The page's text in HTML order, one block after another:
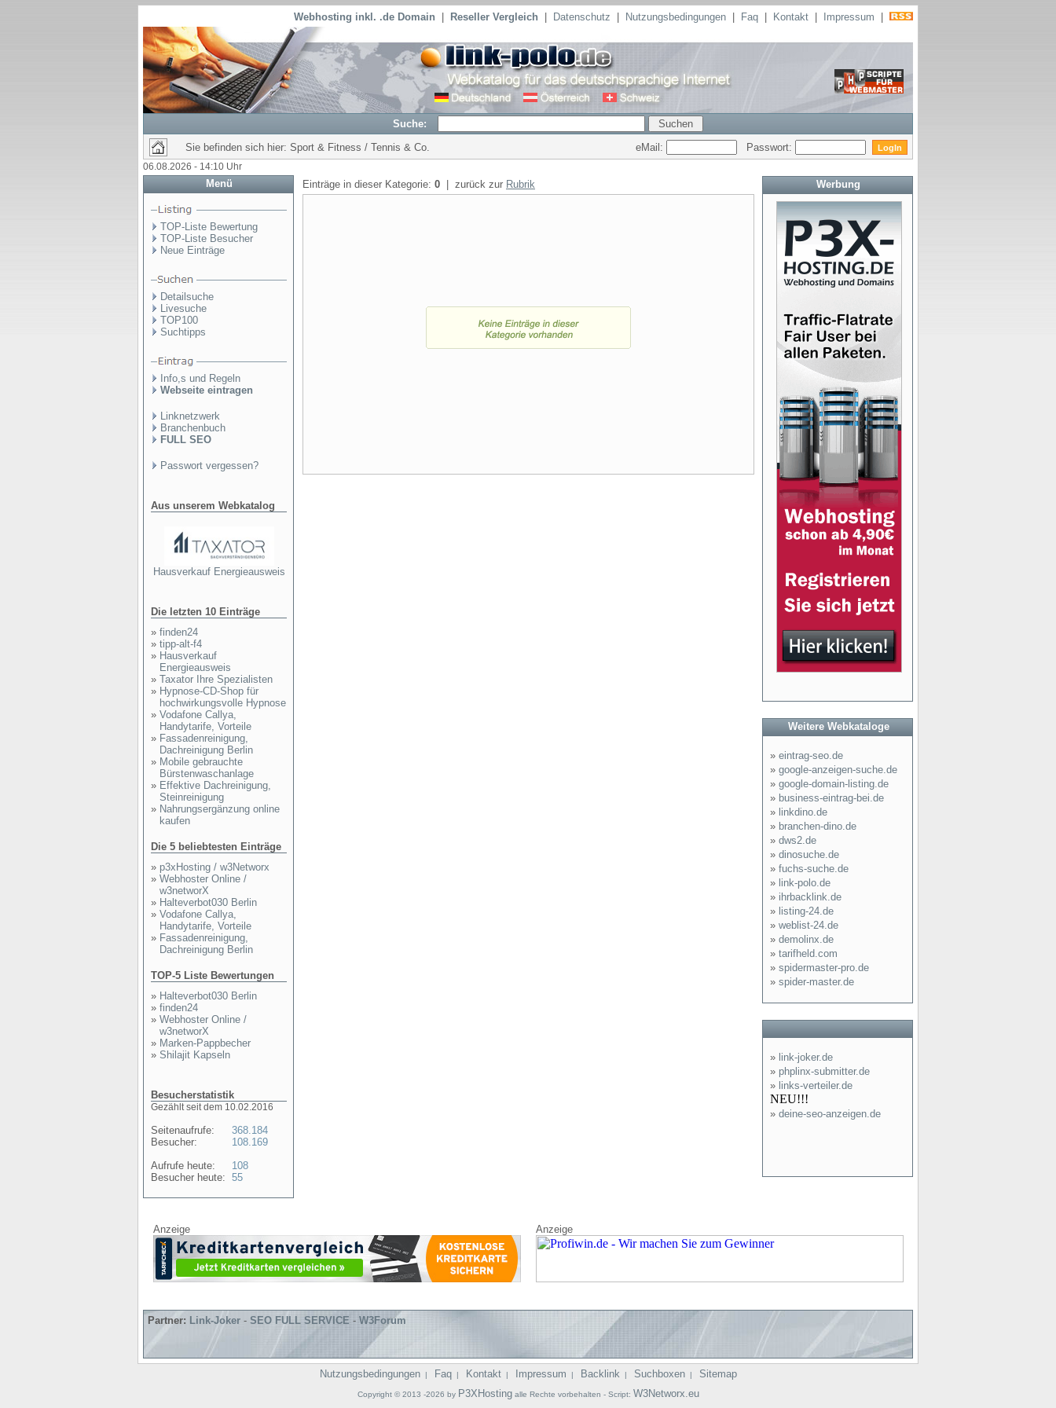
Webhosting inkl. .de Domain Reseller Vergleich Datenschutz Nutzungsbedingungen Faq Kontakt Impressum
Suche:
Sie befinden sich hier: Sport & Fitness / Tennis & Co.
eMail: Passwort:
06.08.2026 - 14:10 Uhr
Menü
TOP-Liste Bewertung
TOP-Liste Besucher
Neue Einträge
Detailsuche
Livesuche
TOP100
Suchtipps
Info,s und Regeln
Webseite eintragen
Linknetzwerk
Branchenbuch
FULL SEO
Passwort vergessen?
Aus unserem Webkatalog
Hausverkauf Energieausweis
Die letzten 10 Einträge
» finden24
» tipp-alt-f4
» Hausverkauf
Energieausweis
» Taxator Ihre Spezialisten
» Hypnose-CD-Shop für
hochwirkungsvolle Hypnose
» Vodafone Callya,
Handytarife, Vorteile
» Fassadenreinigung,
Dachreinigung Berlin
» Mobile gebrauchte
Bürstenwaschanlage
» Effektive Dachreinigung,
Steinreinigung
» Nahrungsergänzung online
kaufen
Die 5 beliebtesten Einträge
» p3xHosting / w3Networx
» Webhoster Online /
w3networX
» Halteverbot030 Berlin
» Vodafone Callya,
Handytarife, Vorteile
» Fassadenreinigung,
Dachreinigung Berlin
TOP-5 Liste Bewertungen
» Halteverbot030 Berlin
» finden24
» Webhoster Online /
w3networX
» Marken-Pappbecher
» Shilajit Kapseln
Besucherstatistik
Gezählt seit dem 10.02.2016
Seitenaufrufe:
Besucher:
Aufrufe heute:
Besucher heute:
368.184
108.169
108
55
Einträge in dieser Kategorie: 0 | zurück zur Rubrik Werbung
Weitere Webkataloge
» eintrag-seo.de
» google-anzeigen-suche.de
» google-domain-listing.de
» business-eintrag-bei.de
» linkdino.de
» branchen-dino.de
» dws2.de
» dinosuche.de
» fuchs-suche.de
» link-polo.de
» ihrbacklink.de
» listing-24.de
» weblist-24.de
» demolinx.de
» tarifheld.com
» spidermaster-pro.de
» spider-master.de
» link-joker.de
» phplinx-submitter.de
» links-verteiler.de
NEU!!!
» deine-seo-anzeigen.de
Anzeige Anzeige
Partner: Link-Joker - SEO FULL SERVICE - W3Forum
Nutzungsbedingungen | Faq | Kontakt | Impressum | Backlink | Suchboxen | Sitemap
Copyright © 2013 -2026 by P3XHosting alle Rechte vorbehalten - Script: W3Networx.eu